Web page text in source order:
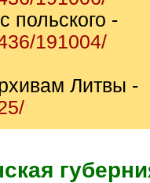
польского -
191004/
Литвы -